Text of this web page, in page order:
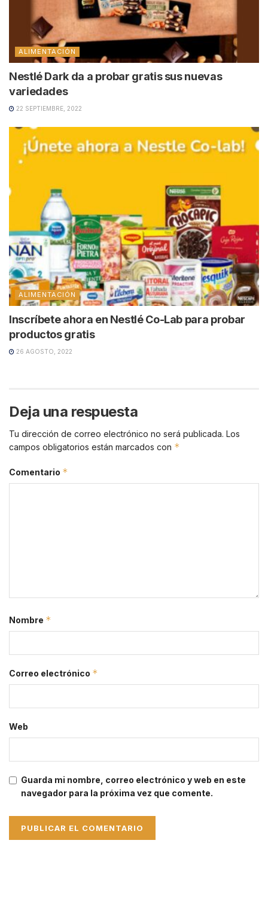
ALIMENTACIÓN
Nestlé Dark da a probar gratis sus nuevas
variedades
22 SEPTIEMBRE, 2022
ALIMENTACIÓN
Inscríbete ahora en Nestlé Co-Lab para probar
productos gratis
26 AGOSTO, 2022
Deja una respuesta
Tu dirección de correo electrónico no será publicada. Los
campos obligatorios están marcados con *
Comentario *
Nombre *
Correo electrónico *
Web
Guarda mi nombre, correo electrónico y web en este
navegador para la próxima vez que comente.